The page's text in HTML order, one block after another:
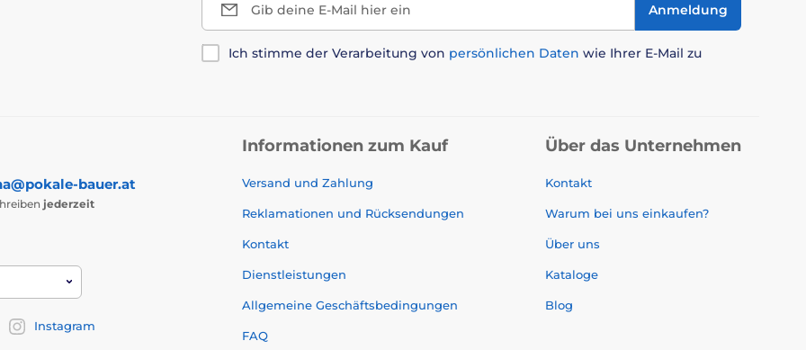
Gib deine E-Mail hier ein Anmeldung
Ich stimme der Verarbeitung von persönlichen Daten wie Ihrer E-Mail zu
bauer.at
jederzeit
Instagram
Informationen zum Kauf
Versand und Zahlung
Reklamationen und Rücksendungen
Kontakt
Dienstleistungen
Allgemeine Geschäftsbedingungen
FAQ
Über das Unternehmen
Kontakt
Warum bei uns einkaufen?
Über uns
Kataloge
Blog